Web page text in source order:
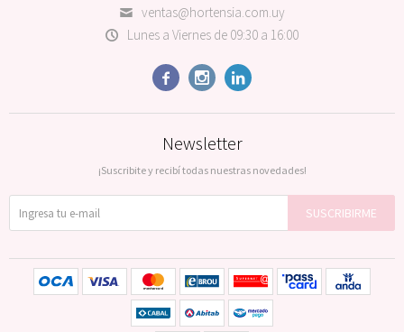
ventas@hortensia.com.uy
Lunes a Viernes de 09:30 a 16:00
  
Newsletter
¡Suscribite y recibí todas nuestras novedades!
SUSCRIBIRME